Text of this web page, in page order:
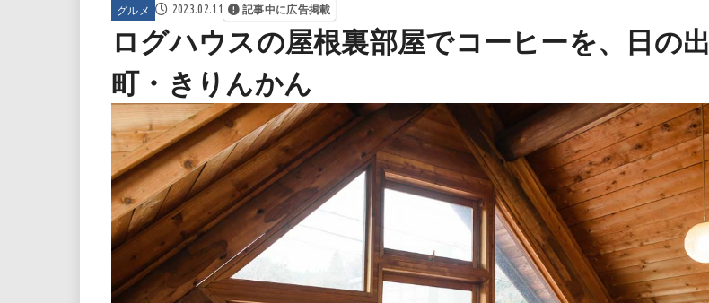
グルメ 2023.02.11 記事中に広告掲載
ログハウスの屋根裏部屋でコーヒーを、日の出
町・きりんかん